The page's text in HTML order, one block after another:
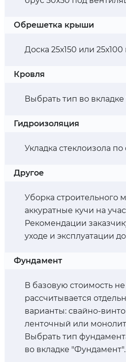
Обрешетка крыши
Доска 25х150 или
Кровля
Выбрать тип во вкладке
Гидроизоляция
Укладка стеклоизола
Другое
Уборка строительного
аккуратные кучи на
Рекомендации
уходе и эксплуатации
Фундамент
В базовую стоимость не
рассчитывается
варианты: свайно-
ленточный или
Выбрать тип
во вкладке "Фундамент".